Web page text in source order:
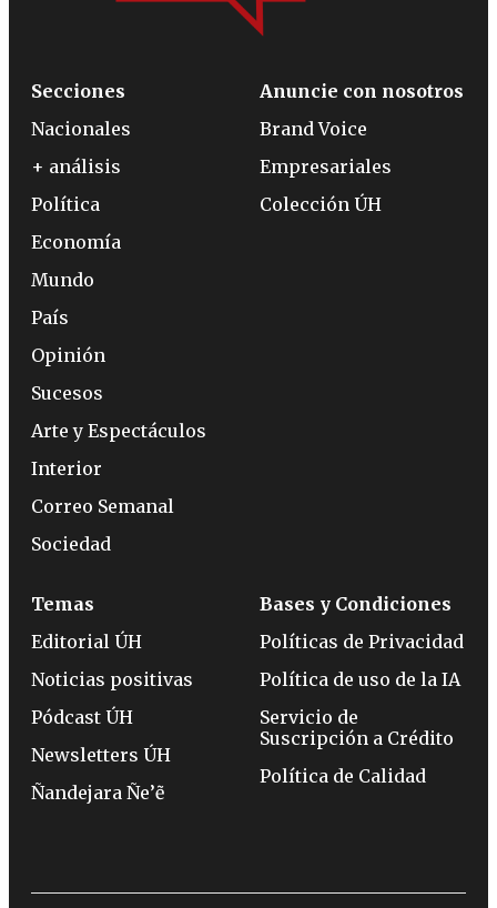
Secciones
Nacionales
+ análisis
Política
Economía
Mundo
País
Opinión
Sucesos
Arte y Espectáculos
Interior
Correo Semanal
Sociedad
Anuncie con nosotros
Brand Voice
Empresariales
Colección ÚH
Temas
Editorial ÚH
Noticias positivas
Pódcast ÚH
Newsletters ÚH
Ñandejara Ñe’ẽ
Bases y Condiciones
Políticas de Privacidad
Política de uso de la IA
Servicio de
Suscripción a Crédito
Política de Calidad